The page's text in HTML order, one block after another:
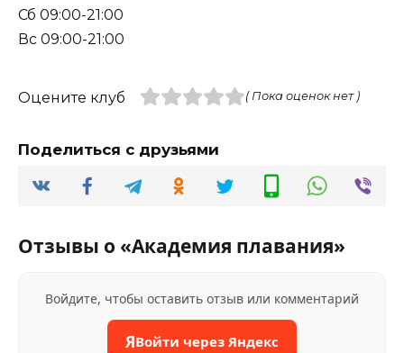
Сб 09:00-21:00
Вс 09:00-21:00
Оцените клуб ( Пока оценок нет )
Поделиться с друзьями
Отзывы о «Академия плавания»
Войдите, чтобы оставить отзыв или комментарий
ЯВойти через Яндекс